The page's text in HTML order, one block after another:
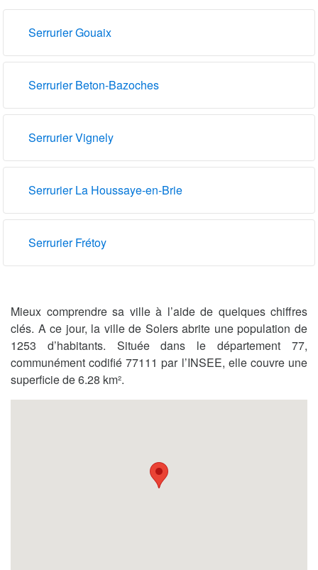
Serrurier Gouaix
Serrurier Beton-Bazoches
Serrurier Vignely
Serrurier La Houssaye-en-Brie
Serrurier Frétoy
Mieux comprendre sa ville à l’aide de quelques chiffres
clés. A ce jour, la ville de Solers abrite une population de
1253 d’habitants. Située dans le département 77,
communément codifié 77111 par l’INSEE, elle couvre une
superficie de 6.28 km².